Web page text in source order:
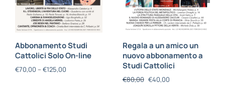
Abbonamento Studi
Cattolici Solo On-line
€70,00 – €125,00
Regala a un amico un
nuovo abbonamento a
Studi Cattolici
€80,00 €40,00